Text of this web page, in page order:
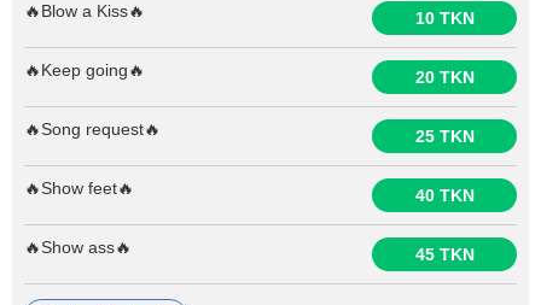
🔥Blow a Kiss🔥 10 TKN
🔥Keep going🔥 20 TKN
🔥Song request🔥 25 TKN
🔥Show feet🔥 40 TKN
🔥Show ass🔥 45 TKN